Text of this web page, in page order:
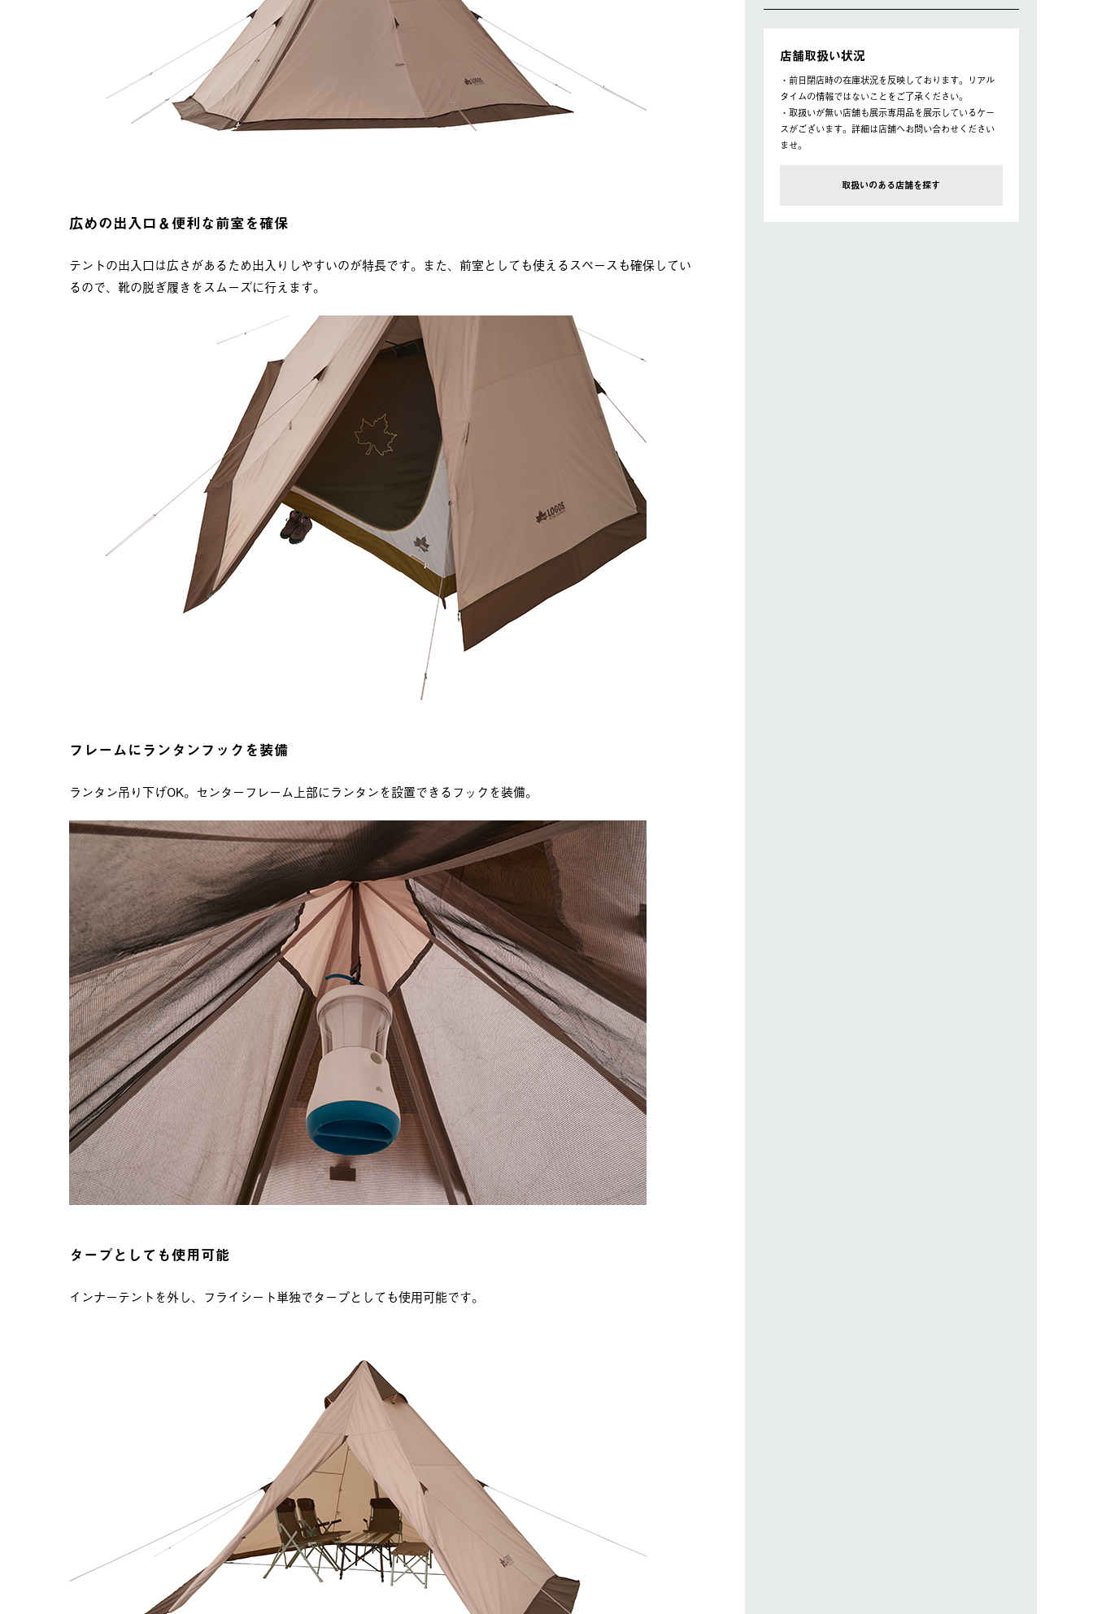
広めの出入口＆便利な前室を確保
テントの出入口は広さがあるため出入りしやすいのが特長です。また、前室としても使えるスペースも確保してい
るので、靴の脱ぎ履きをスムーズに行えます。
フレームにランタンフックを装備
ランタン吊り下げOK。センターフレーム上部にランタンを設置できるフックを装備。
タープとしても使用可能
インナーテントを外し、フライシート単独でタープとしても使用可能です。
店舗取扱い状況
・前日閉店時の在庫状況を反映しております。リアル
タイムの情報ではないことをご了承ください。
・取扱いが無い店舗も展示専用品を展示しているケー
スがございます。詳細は店舗へお問い合わせください
ませ。
取扱いのある店舗を探す